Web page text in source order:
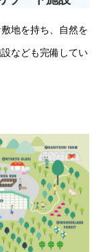
地を持ち、自然を
なども完備してい